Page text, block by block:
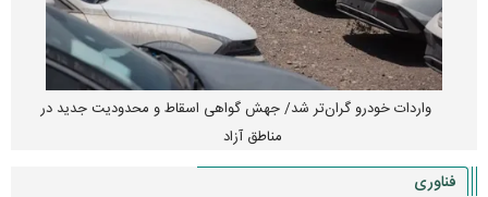
واردات خودرو گران‌تر شد/ جهش گواهی اسقاط و محدودیت جدید در
مناطق آزاد
فناوری